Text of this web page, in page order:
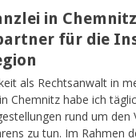
in Chemnitz
für die
als Rechtsanwalt in
Chemnitz habe ich
rund um den
zu tun. Im Rahmen